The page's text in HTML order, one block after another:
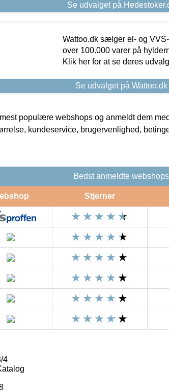
Se udvalget på
Wattoo.dk sælger el- og
over 100.000 varer på
Klik her for at se deres
Se udvalget på Wattoo.dk
populære webshops og anmeldt dem
kundeservice, brugervenlighed,
Bedst anmeldte webshops
Stjerner
4